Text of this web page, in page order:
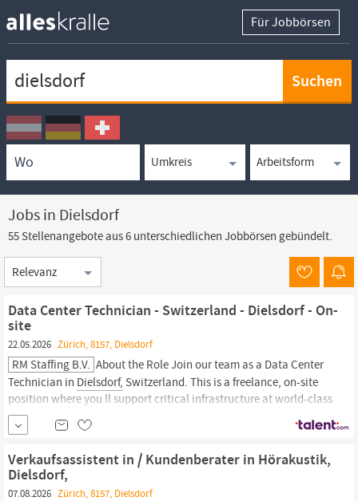
Für Jobbörsen
Ortssuche
Umkreissuche
Arbeitsform
Jobs in Dielsdorf
55 Stellenangebote aus 6 unterschiedlichen Jobbörsen gebündelt.
Sortierung
Data Center Technician - Switzerland - Dielsdorf - On-
site
22.05.2026 Zürich, 8157, Dielsdorf
RM Staffing B.V. About the Role Join our team as a Data Center
Technician in Dielsdorf, Switzerland. This is a freelance, on-site
position where you ll support critical infrastructure at world-class
data center facilities. Compensation & Benefits CHF80,000-
100,000/year (CHF annual) Comprehensive benefits package
Verkaufsassistent in / Kundenberater in Hörakustik,
Dielsdorf,
07.08.2026 Zürich, 8157, Dielsdorf